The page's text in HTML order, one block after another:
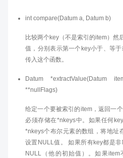
int compare(Datum a, Datum b)
比较两个key（不是索引的item）然
值，分别表示第一个key小于、等
传入这个函数。
Datum *extractValue(Datum
**nullFlags)
给定一个要被索引的item，返回一
必须存储在*nkeys中。如果任何
*nkeys个布尔元素的数组，将地址
设置NULL值。 如果所有key都是
NULL（他的初始值）。如果